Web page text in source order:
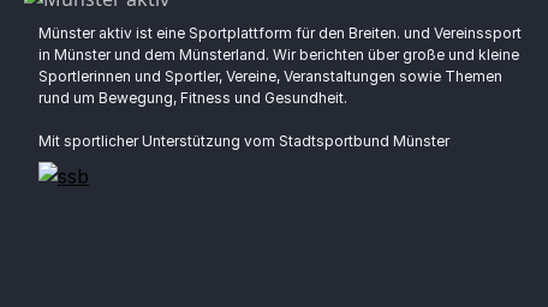
Münster aktiv ist eine Sportplattform für den Breiten. und Vereinssport
in Münster und dem Münsterland. Wir berichten über große und kleine
Sportlerinnen und Sportler, Vereine, Veranstaltungen sowie Themen
rund um Bewegung, Fitness und Gesundheit.
Mit sportlicher Unterstützung vom Stadtsportbund Münster